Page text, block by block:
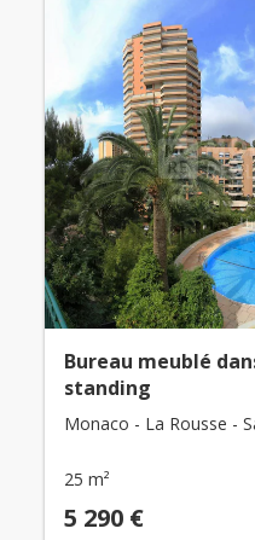
Bureau meublé
standing
Monaco - La Rousse -
25 m²
5 290 €